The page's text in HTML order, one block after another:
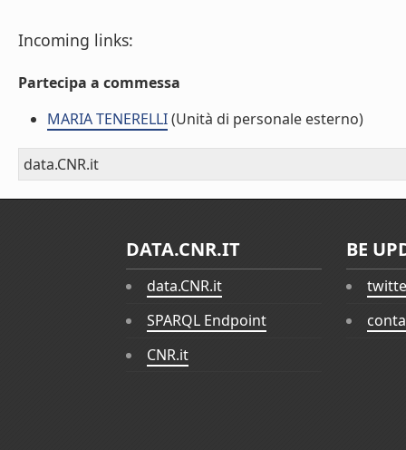
Incoming links:
Partecipa a commessa
MARIA TENERELLI(Unità di personale esterno)
data.CNR.it
DATA.CNR.IT
data.CNR.it
SPARQL Endpoint
CNR.it
BE